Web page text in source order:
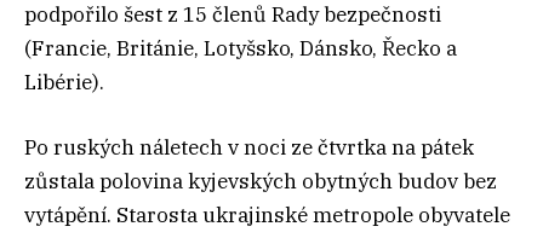
podpořilo šest z 15 členů Rady bezpečnosti
(Francie, Británie, Lotyšsko, Dánsko, Řecko a
Libérie).
Po ruských náletech v noci ze čtvrtka na pátek
zůstala polovina kyjevských obytných budov bez
vytápění. Starosta ukrajinské metropole obyvatele